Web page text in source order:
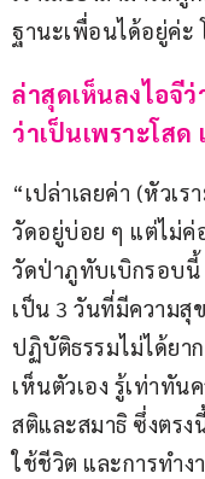
ฐานะเพื่อนได้อยู่ค่ะ
ล่าสุดเห็นลงไอจี
ว่าเป็นเพราะโส
“เปล่าเลยค่า (หัวเ
วัดอยู่บ่อย ๆ แต่ไม่ค่
วัดป่าภูทับเบิกรอบนี้
เป็น 3 วันที่มีความสุ
ปฏิบัติธรรมไม่ได้ยา
เห็นตัวเอง รู้เท่าทัน
สติและสมาธิ ซึ่งตรง
ใช้ชีวิต และการทำง